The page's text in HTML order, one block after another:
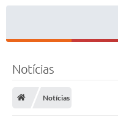
Notícias
Notícias